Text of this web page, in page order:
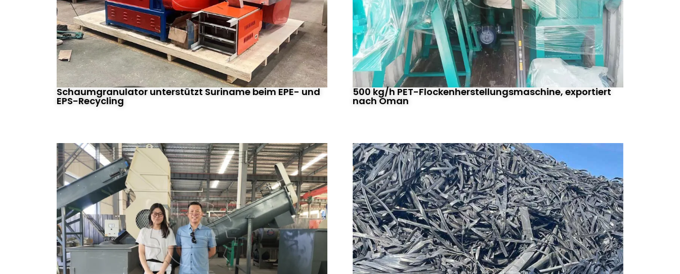
Schaumgranulator unterstützt Suriname beim EPE- und
EPS-Recycling
500 kg/h PET-Flockenherstellungsmaschine, exportiert
nach Oman